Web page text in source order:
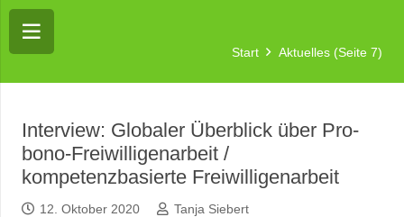
Start Aktuelles (Seite 7)
Interview: Globaler Überblick über Pro-
bono-Freiwilligenarbeit /
kompetenzbasierte Freiwilligenarbeit
12. Oktober 2020
Tanja Siebert